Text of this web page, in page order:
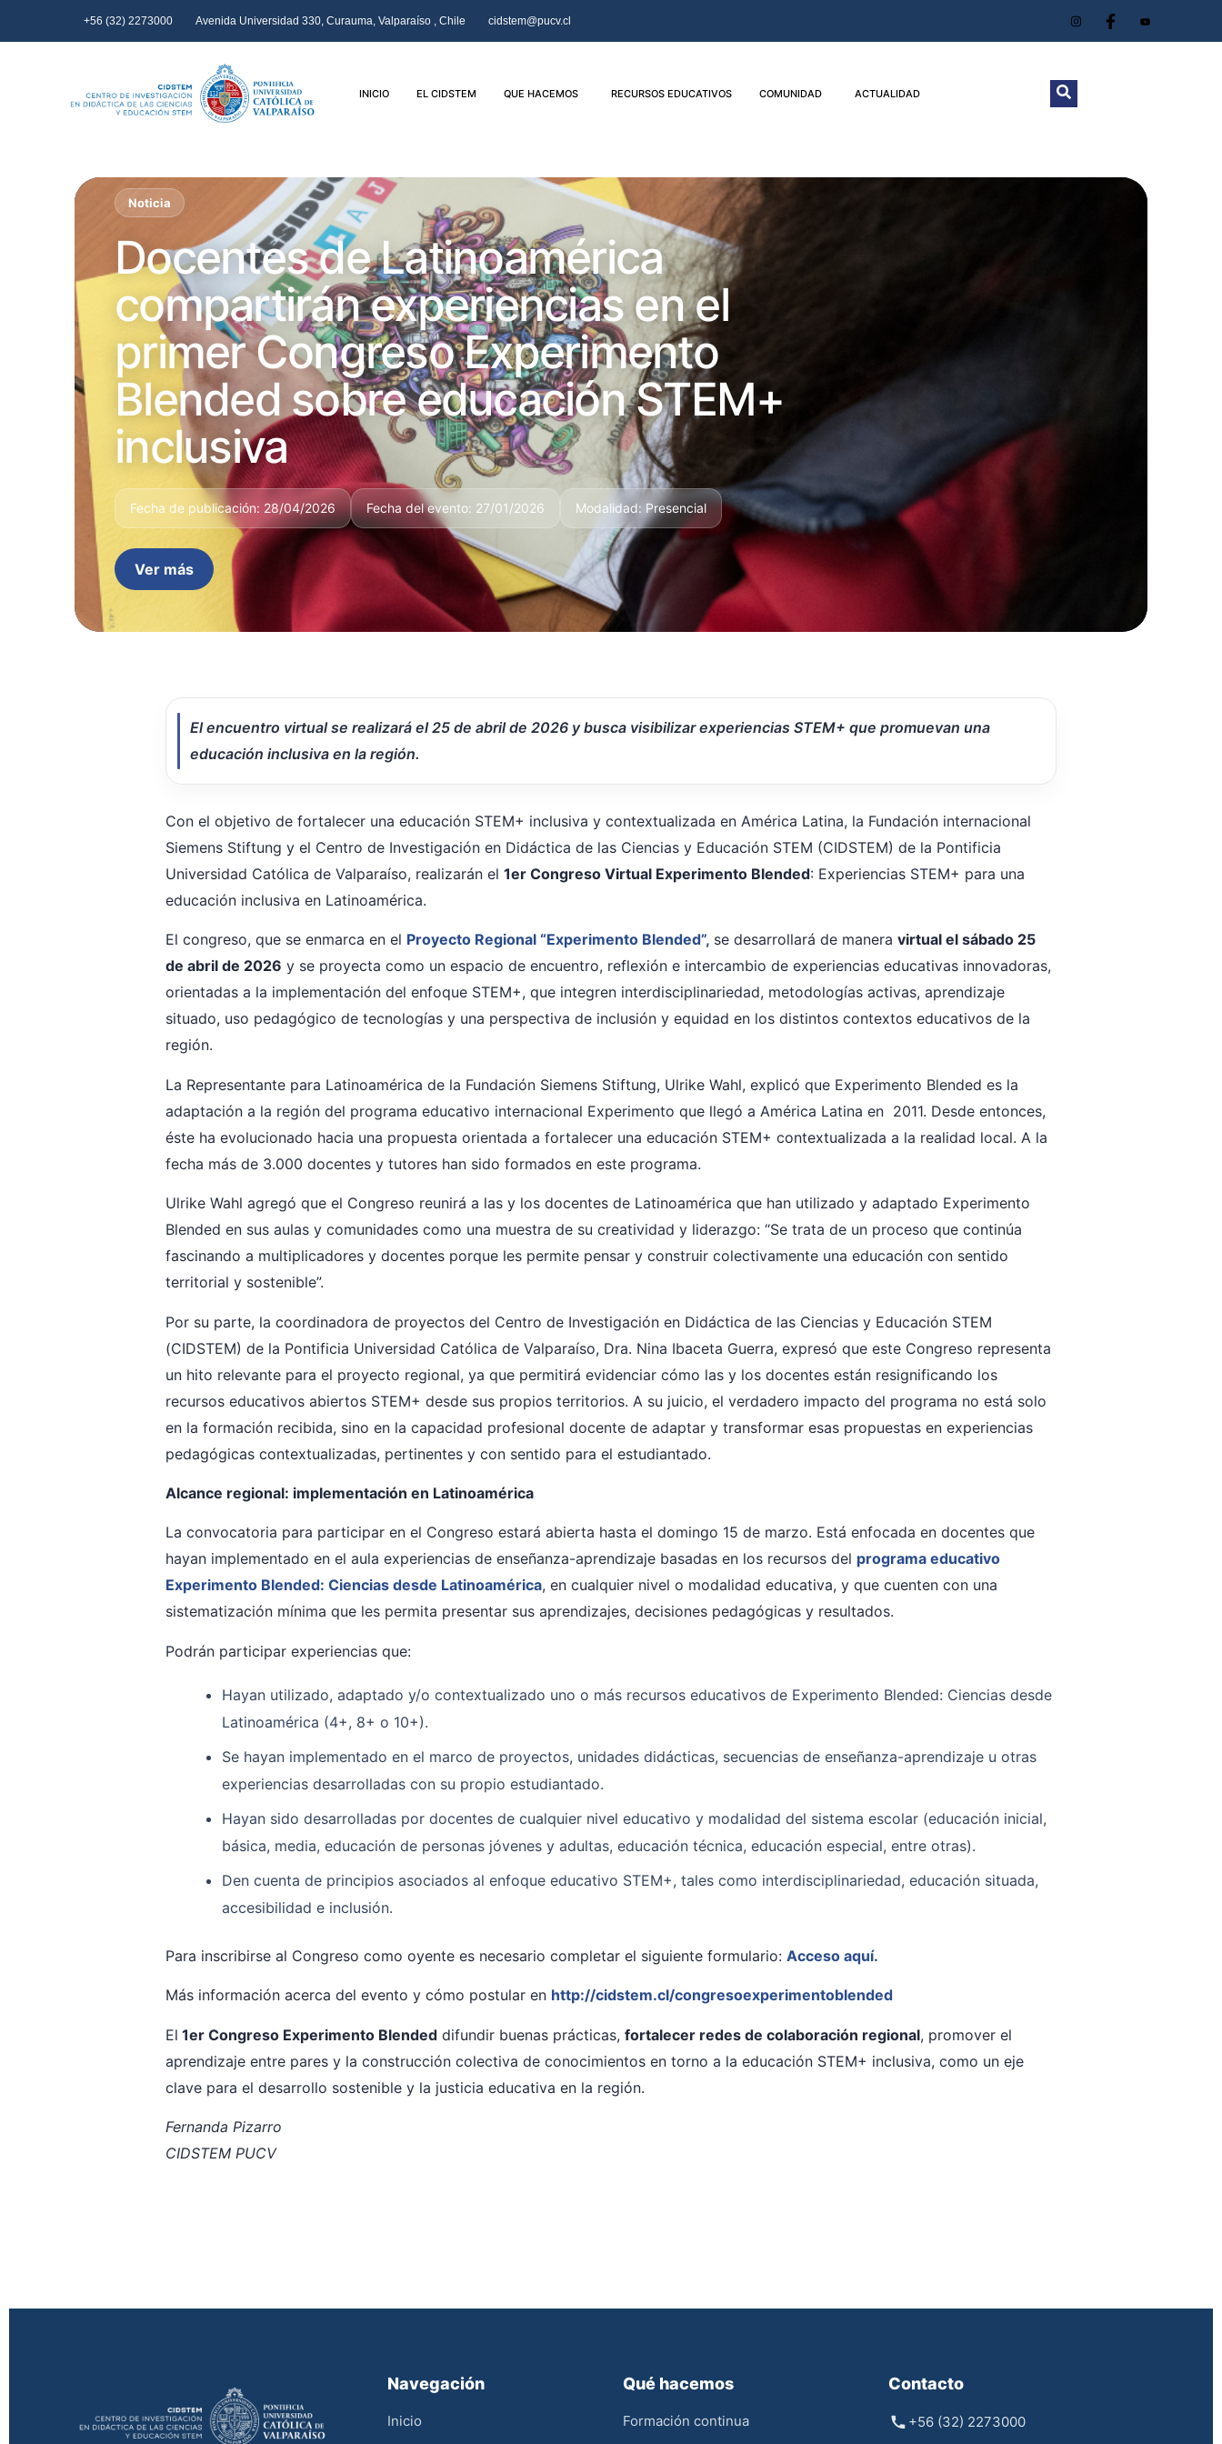
+56 (32) 2273000 Avenida Universidad 330, Curauma, Valparaíso , Chile cidstem@pucv.cl
INICIO EL CIDSTEM QUE HACEMOS RECURSOS EDUCATIVOS COMUNIDAD ACTUALIDAD
Noticia
Docentes de Latinoamérica
compartirán experiencias en el
primer Congreso Experimento
Blended sobre educación STEM+
inclusiva
Fecha de publicación: 28/04/2026 Fecha del evento: 27/01/2026 Modalidad: Presencial
Ver más
El encuentro virtual se realizará el 25 de abril de 2026 y busca visibilizar experiencias STEM+ que promuevan una
educación inclusiva en la región.
Con el objetivo de fortalecer una educación STEM+ inclusiva y contextualizada en América Latina, la Fundación internacional
Siemens Stiftung y el Centro de Investigación en Didáctica de las Ciencias y Educación STEM (CIDSTEM) de la Pontificia
Universidad Católica de Valparaíso, realizarán el 1er Congreso Virtual Experimento Blended: Experiencias STEM+ para una
educación inclusiva en Latinoamérica.
El congreso, que se enmarca en el Proyecto Regional “Experimento Blended”, se desarrollará de manera virtual el sábado 25
de abril de 2026 y se proyecta como un espacio de encuentro, reflexión e intercambio de experiencias educativas innovadoras,
orientadas a la implementación del enfoque STEM+, que integren interdisciplinariedad, metodologías activas, aprendizaje
situado, uso pedagógico de tecnologías y una perspectiva de inclusión y equidad en los distintos contextos educativos de la
región.
La Representante para Latinoamérica de la Fundación Siemens Stiftung, Ulrike Wahl, explicó que Experimento Blended es la
adaptación a la región del programa educativo internacional Experimento que llegó a América Latina en 2011. Desde entonces,
éste ha evolucionado hacia una propuesta orientada a fortalecer una educación STEM+ contextualizada a la realidad local. A la
fecha más de 3.000 docentes y tutores han sido formados en este programa.
Ulrike Wahl agregó que el Congreso reunirá a las y los docentes de Latinoamérica que han utilizado y adaptado Experimento
Blended en sus aulas y comunidades como una muestra de su creatividad y liderazgo: “Se trata de un proceso que continúa
fascinando a multiplicadores y docentes porque les permite pensar y construir colectivamente una educación con sentido
territorial y sostenible”.
Por su parte, la coordinadora de proyectos del Centro de Investigación en Didáctica de las Ciencias y Educación STEM
(CIDSTEM) de la Pontificia Universidad Católica de Valparaíso, Dra. Nina Ibaceta Guerra, expresó que este Congreso representa
un hito relevante para el proyecto regional, ya que permitirá evidenciar cómo las y los docentes están resignificando los
recursos educativos abiertos STEM+ desde sus propios territorios. A su juicio, el verdadero impacto del programa no está solo
en la formación recibida, sino en la capacidad profesional docente de adaptar y transformar esas propuestas en experiencias
pedagógicas contextualizadas, pertinentes y con sentido para el estudiantado.
Alcance regional: implementación en Latinoamérica
La convocatoria para participar en el Congreso estará abierta hasta el domingo 15 de marzo. Está enfocada en docentes que
hayan implementado en el aula experiencias de enseñanza-aprendizaje basadas en los recursos del programa educativo
Experimento Blended: Ciencias desde Latinoamérica, en cualquier nivel o modalidad educativa, y que cuenten con una
sistematización mínima que les permita presentar sus aprendizajes, decisiones pedagógicas y resultados.
Podrán participar experiencias que:
Hayan utilizado, adaptado y/o contextualizado uno o más recursos educativos de Experimento Blended: Ciencias desde
Latinoamérica (4+, 8+ o 10+).
Se hayan implementado en el marco de proyectos, unidades didácticas, secuencias de enseñanza-aprendizaje u otras
experiencias desarrolladas con su propio estudiantado.
Hayan sido desarrolladas por docentes de cualquier nivel educativo y modalidad del sistema escolar (educación inicial,
básica, media, educación de personas jóvenes y adultas, educación técnica, educación especial, entre otras).
Den cuenta de principios asociados al enfoque educativo STEM+, tales como interdisciplinariedad, educación situada,
accesibilidad e inclusión.
Para inscribirse al Congreso como oyente es necesario completar el siguiente formulario: Acceso aquí.
Más información acerca del evento y cómo postular en http://cidstem.cl/congresoexperimentoblended
El 1er Congreso Experimento Blended difundir buenas prácticas, fortalecer redes de colaboración regional, promover el
aprendizaje entre pares y la construcción colectiva de conocimientos en torno a la educación STEM+ inclusiva, como un eje
clave para el desarrollo sostenible y la justicia educativa en la región.
Fernanda Pizarro
CIDSTEM PUCV
Navegación
Inicio
Qué hacemos
Formación continua
Contacto
+56 (32) 2273000